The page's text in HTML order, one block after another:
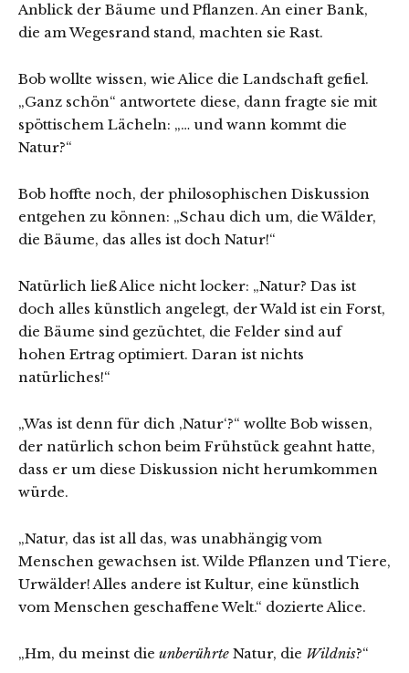
Anblick der Bäume und Pflanzen. An einer Bank,
die am Wegesrand stand, machten sie Rast.
Bob wollte wissen, wie Alice die Landschaft gefiel.
„Ganz schön“ antwortete diese, dann fragte sie mit
spöttischem Lächeln: „… und wann kommt die
Natur?“
Bob hoffte noch, der philosophischen Diskussion
entgehen zu können: „Schau dich um, die Wälder,
die Bäume, das alles ist doch Natur!“
Natürlich ließ Alice nicht locker: „Natur? Das ist
doch alles künstlich angelegt, der Wald ist ein Forst,
die Bäume sind gezüchtet, die Felder sind auf
hohen Ertrag optimiert. Daran ist nichts
natürliches!“
„Was ist denn für dich ‚Natur‘?“ wollte Bob wissen,
der natürlich schon beim Frühstück geahnt hatte,
dass er um diese Diskussion nicht herumkommen
würde.
„Natur, das ist all das, was unabhängig vom
Menschen gewachsen ist. Wilde Pflanzen und Tiere,
Urwälder! Alles andere ist Kultur, eine künstlich
vom Menschen geschaffene Welt.“ dozierte Alice.
„Hm, du meinst die unberührte Natur, die Wildnis?“